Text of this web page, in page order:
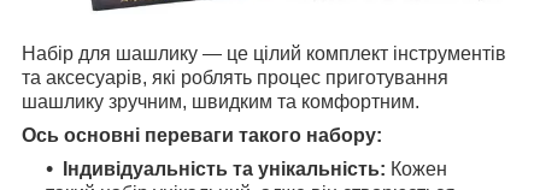
Набір для шашлику — це цілий комплект інструментів
та аксесуарів, які роблять процес приготування
шашлику зручним, швидким та комфортним.
Ось основні переваги такого набору:
Індивідуальність та унікальність: Кожен